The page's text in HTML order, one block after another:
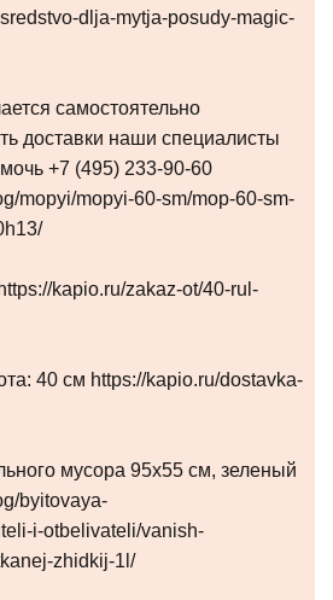
dlja-mytja-posudy-magic-
самостоятельно
доставки наши специалисты
+7 (495) 233-90-60
mopyi/mopyi-60-sm/mop-60-sm-
kapio.ru/zakaz-ot/40-rul-
40 см https://kapio.ru/dostavka-
мусора 95х55 см, зеленый
byitovaya-
i-otbelivateli/vanish-
zhidkij-1l/